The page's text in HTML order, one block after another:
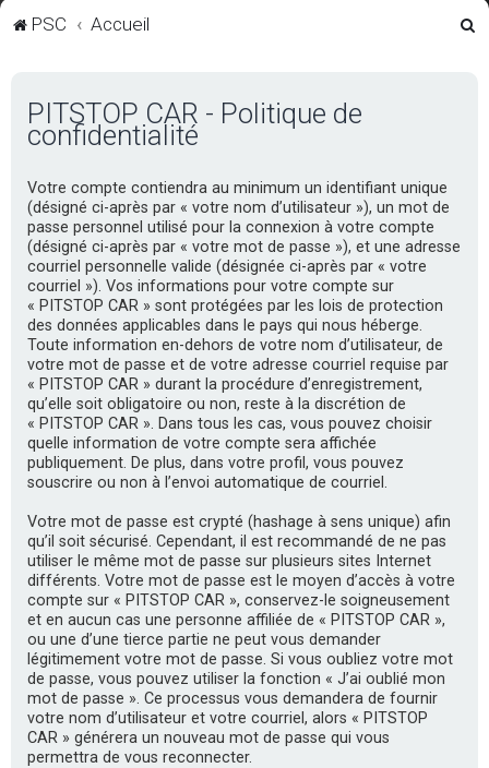
PSC Accueil
PITSTOP CAR - Politique de
confidentialité
Votre compte contiendra au minimum un identifiant unique
(désigné ci-après par « votre nom d’utilisateur »), un mot de
passe personnel utilisé pour la connexion à votre compte
(désigné ci-après par « votre mot de passe »), et une adresse
courriel personnelle valide (désignée ci-après par « votre
courriel »). Vos informations pour votre compte sur
« PITSTOP CAR » sont protégées par les lois de protection
des données applicables dans le pays qui nous héberge.
Toute information en-dehors de votre nom d’utilisateur, de
votre mot de passe et de votre adresse courriel requise par
« PITSTOP CAR » durant la procédure d’enregistrement,
qu’elle soit obligatoire ou non, reste à la discrétion de
« PITSTOP CAR ». Dans tous les cas, vous pouvez choisir
quelle information de votre compte sera affichée
publiquement. De plus, dans votre profil, vous pouvez
souscrire ou non à l’envoi automatique de courriel.
Votre mot de passe est crypté (hashage à sens unique) afin
qu’il soit sécurisé. Cependant, il est recommandé de ne pas
utiliser le même mot de passe sur plusieurs sites Internet
différents. Votre mot de passe est le moyen d’accès à votre
compte sur « PITSTOP CAR », conservez-le soigneusement
et en aucun cas une personne affiliée de « PITSTOP CAR »,
ou une d’une tierce partie ne peut vous demander
légitimement votre mot de passe. Si vous oubliez votre mot
de passe, vous pouvez utiliser la fonction « J’ai oublié mon
mot de passe ». Ce processus vous demandera de fournir
votre nom d’utilisateur et votre courriel, alors « PITSTOP
CAR » générera un nouveau mot de passe qui vous
permettra de vous reconnecter.